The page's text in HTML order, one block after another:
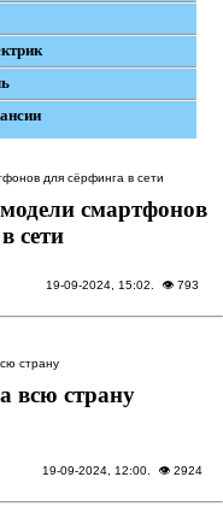
смартфонов
сети
19-09-2024, 15:02 . 👁 793
всю страну
19-09-2024, 12:00. 👁 2924